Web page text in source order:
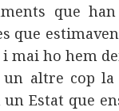
que
que
mai ho hem
altre cop la
un Estat que